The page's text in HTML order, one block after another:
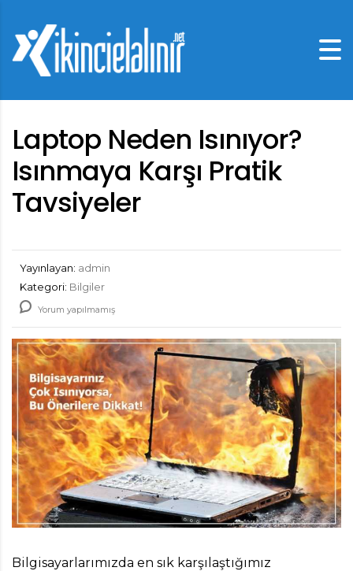
Laptop Neden Isınıyor?
Isınmaya Karşı Pratik
Tavsiyeler
Yayınlayan: admin
Kategori: Bilgiler
Yorum yapılmamış
Bilgisayarlarımızda en sık karşılaştığımız